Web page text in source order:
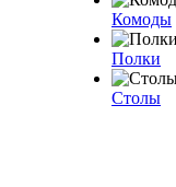
Комоды
Полки
Столы